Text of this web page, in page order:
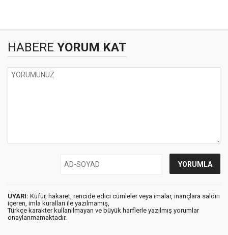
HABERE YORUM KAT
UYARI: Küfür, hakaret, rencide edici cümleler veya imalar, inançlara saldırı
içeren, imla kuralları ile yazılmamış,
Türkçe karakter kullanılmayan ve büyük harflerle yazılmış yorumlar
onaylanmamaktadır.